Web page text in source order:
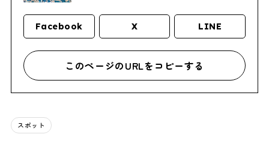
Facebook X LINE
このページのURLをコピーする
スポット